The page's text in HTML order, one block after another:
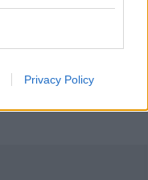
Privacy Policy